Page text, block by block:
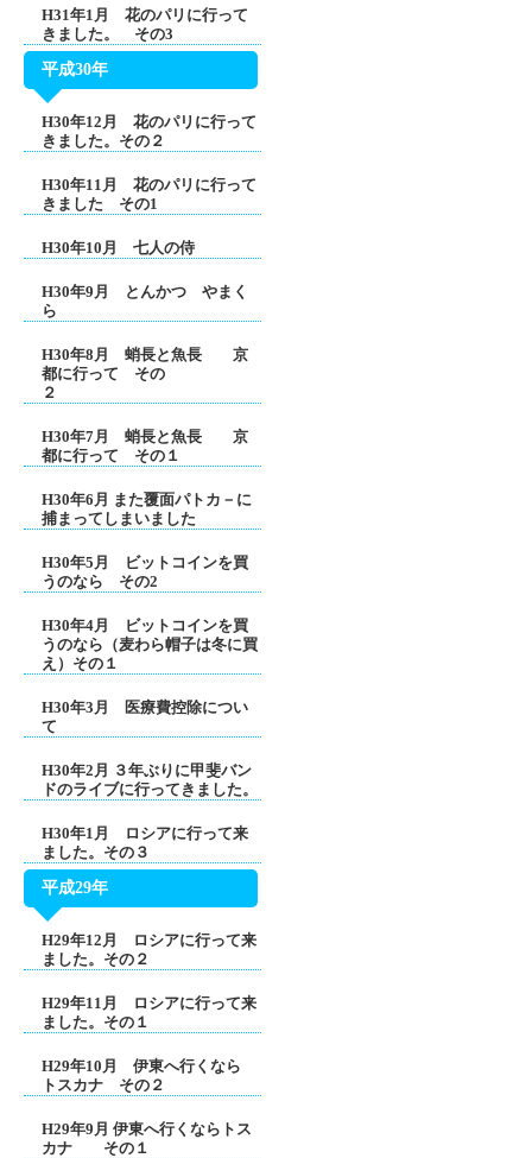
H31年1月 花のパリに行って
きました。 その3
平成30年
H30年12月 花のパリに行って
きました。その２
H30年11月 花のパリに行って
きました その1
H30年10月 七人の侍
H30年9月 とんかつ やまく
ら
H30年8月 蛸長と魚長 京
都に行って その
２
H30年7月 蛸長と魚長 京
都に行って その１
H30年6月 また覆面パトカ－に
捕まってしまいました
H30年5月 ビットコインを買
うのなら その2
H30年4月 ビットコインを買
うのなら（麦わら帽子は冬に買
え）その１
H30年3月 医療費控除につい
て
H30年2月 ３年ぶりに甲斐バン
ドのライブに行ってきました。
H30年1月 ロシアに行って来
ました。その３
平成29年
H29年12月 ロシアに行って来
ました。その２
H29年11月 ロシアに行って来
ました。その１
H29年10月 伊東へ行くなら
トスカナ その２
H29年9月 伊東へ行くならトス
カナ その１